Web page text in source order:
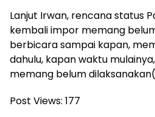
Lanjut Irwan, rencana status
kembali impor memang
berbicara sampai kapan,
dahulu, kapan waktu
memang belum
Post Views: 177